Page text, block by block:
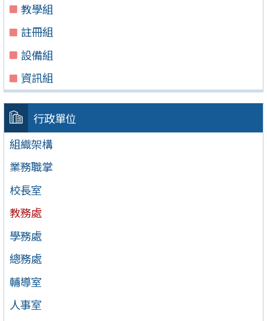
教學組
註冊組
設備組
資訊組
行政單位
組織架構
業務職掌
校長室
教務處
學務處
總務處
輔導室
人事室